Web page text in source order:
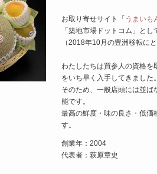
お取り寄せサイト「 うまいも
「築地市場ドットコム」とし
（2018年10月の豊洲移転に
わたしたちは買参人の資格
をいち早く入手してきました。
そのため、一般店頭には並
能です。
最高の鮮度・味の良さ・低価
す。
創業年：2004
代表者：萩原章史